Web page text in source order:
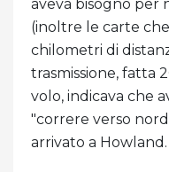
aveva bisogno per
(inoltre le carte
chilometri di
trasmissione, fatta
volo, indicava che
"correre verso
arrivato a Howland.